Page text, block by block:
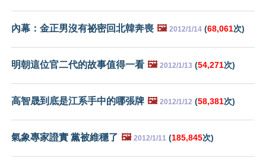
內幕：金正男沒有祕密回北韓奔喪 🖼️ 2012/1/14 (68,061次)
明朝這位官二代的故事值得一看 🖼️ 2012/1/13 (54,271次)
高智晟到底是江系手中的哪張牌 🖼️ 2012/1/12 (58,381次)
氣象專家證實 黨被維穩了 🖼️ 2012/1/11 (185,845次)